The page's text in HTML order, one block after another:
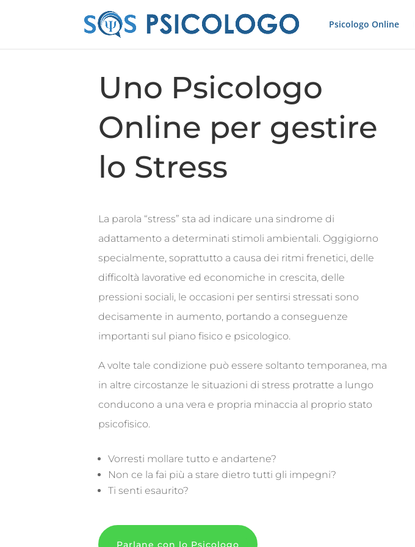
Psicologo Online
Uno Psicologo
Online per gestire
lo Stress
La parola “stress” sta ad indicare una sindrome di
adattamento a determinati stimoli ambientali. Oggigiorno
specialmente, soprattutto a causa dei ritmi frenetici, delle
difficoltà lavorative ed economiche in crescita, delle
pressioni sociali, le occasioni per sentirsi stressati sono
decisamente in aumento, portando a conseguenze
importanti sul piano fisico e psicologico.
A volte tale condizione può essere soltanto temporanea, ma
in altre circostanze le situazioni di stress protratte a lungo
conducono a una vera e propria minaccia al proprio stato
psicofisico.
Vorresti mollare tutto e andartene?
Non ce la fai più a stare dietro tutti gli impegni?
Ti senti esaurito?
Parlane con lo Psicologo